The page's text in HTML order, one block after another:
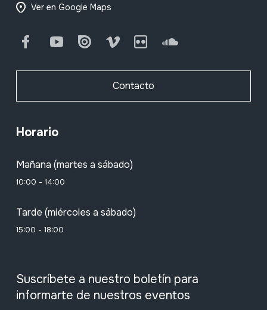
Ver en Google Maps
FacebookYoutube Issuu Vimeo Flickr SoundCloud
Contacto
Horario
Mañana (martes a sábado)
10:00 - 14:00
Tarde (miércoles a sábado)
15:00 - 18:00
Suscríbete a nuestro boletín para
informarte de nuestros eventos